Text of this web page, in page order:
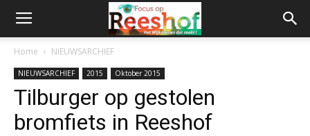
Home NIEUWSARCHIEF
NIEUWSARCHIEF 2015 Oktober 2015
Tilburger op gestolen
bromfiets in Reeshof